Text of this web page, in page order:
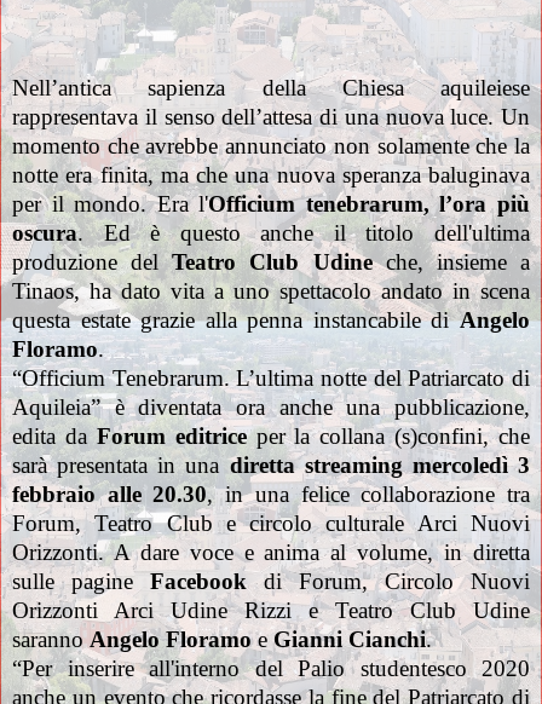
Nell’antica sapienza della Chiesa aquileiese
rappresentava il senso dell’attesa di una nuova luce. Un
momento che avrebbe annunciato non solamente che la
notte era finita, ma che una nuova speranza baluginava
per il mondo. Era l'Officium tenebrarum, l’ora più
oscura. Ed è questo anche il titolo dell'ultima
produzione delTeatro Club Udineche, insieme a
Tinaos, ha dato vita a uno spettacolo andato in scena
questa estate grazie alla penna instancabile diAngelo
Floramo.
“Officium Tenebrarum. L’ultima notte del Patriarcato di
Aquileia” è diventata ora anche una pubblicazione,
edita daForum editriceper la collana (s)confini, che
sarà presentata in unadiretta streaming mercoledì 3
febbraio alle 20.30, in una felice collaborazione tra
Forum, Teatro Club e circolo culturale Arci Nuovi
Orizzonti. A dare voce e anima al volume, in diretta
sulle pagine Facebookdi Forum, Circolo Nuovi
Orizzonti Arci Udine Rizzi e Teatro Club Udine
saranno Angelo FloramoeGianni Cianchi.
“Per inserire all'interno del Palio studentesco 2020
anche un evento che ricordasse la fine del Patriarcato di